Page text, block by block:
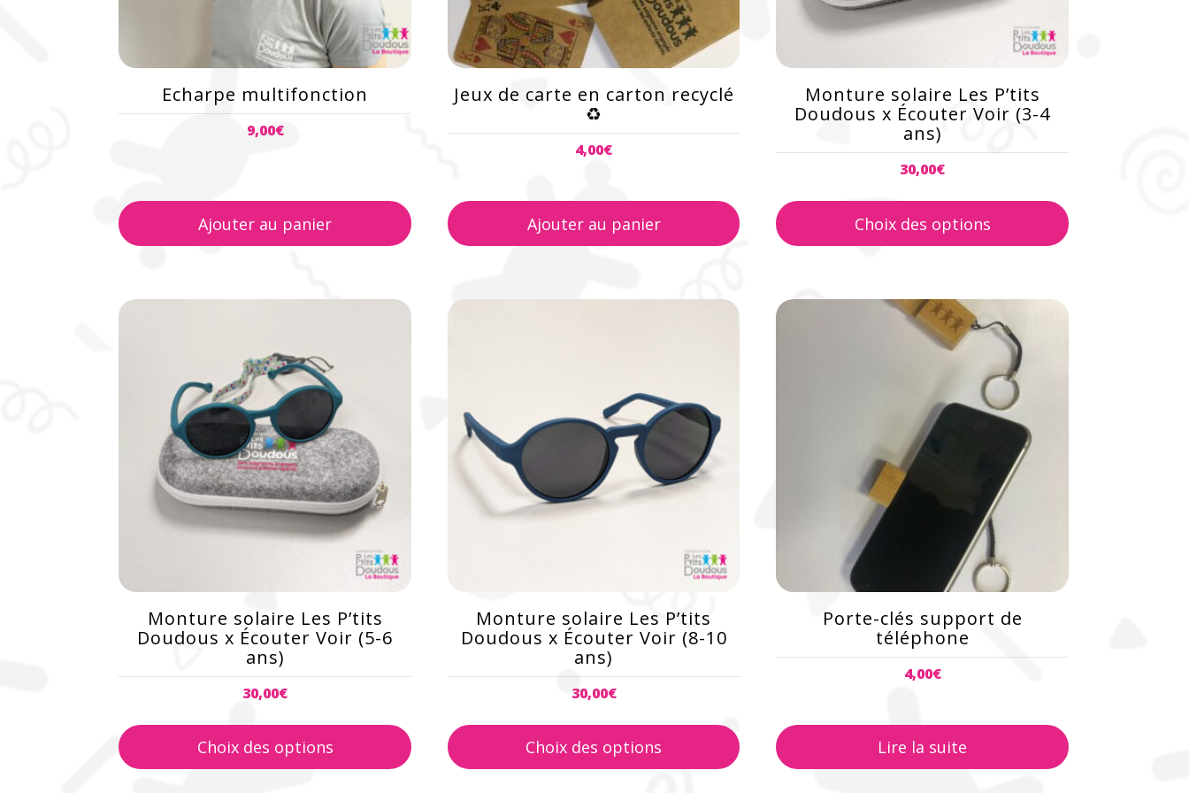
Echarpe multifonction
9,00€
Ajouter au panier
Jeux de carte en carton recyclé
♻️
4,00€
Ajouter au panier
Monture solaire Les P’tits
Doudous x Écouter Voir (3-4
ans)
30,00€
Choix des options
sur
page
produit
Monture solaire Les P’tits
Doudous x Écouter Voir (5-6
ans)
30,00€
Choix des options
Ce
plusieurs
variations.
options
peuvent
choisies
page
produit
Monture solaire Les P’tits
Doudous x Écouter Voir (8-10
ans)
30,00€
Choix des options
Ce
Les
options
peuvent
être
choisies
produit
Porte-clés support de
téléphone
4,00€
Lire la suite